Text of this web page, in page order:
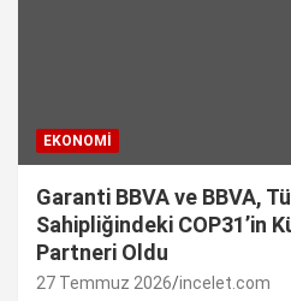
EKONOMI
Garanti BBVA ve BBVA,
Sahipliğindeki COP31’in
Partneri Oldu
27 Temmuz 2026 incelet.com